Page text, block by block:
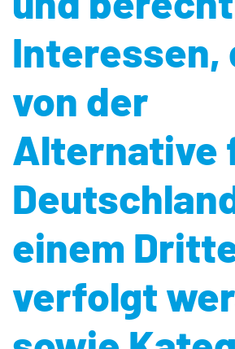
Interessen,
von der
Alternative
einem
verfolgt